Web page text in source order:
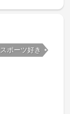
スポーツ好き